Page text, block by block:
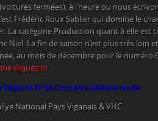
fermées), à l’heure ou nous
Frédéric Roux Sablier qui domine le
La catégorie Production quant à elle est
Niel. La fin de saison n’est plus très loin
au mois de décembre pour le numéro
cliquez ici.
N°68 Occitanie-Méditerranée :
National Pays Viganais & VHC